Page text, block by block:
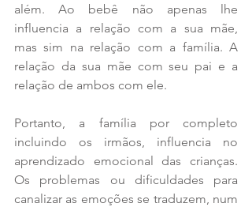
além. Ao bebê não apenas lhe
influencia a relação com a sua mãe,
mas sim na relação com a família. A
relação da sua mãe com seu pai e a
relação de ambos com ele.
Portanto, a família por completo
incluindo os irmãos, influencia no
aprendizado emocional das crianças.
Os problemas ou dificuldades para
canalizar as emoções se traduzem, num